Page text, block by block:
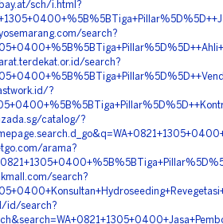
sch/i.html?
search?
search?
?
catalog/?
arama?
search?
id/search?